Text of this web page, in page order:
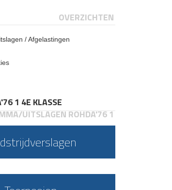
OVERZICHTEN
/ Afgelastingen
1 4E KLASSE
UITSLAGEN ROHDA'76 1